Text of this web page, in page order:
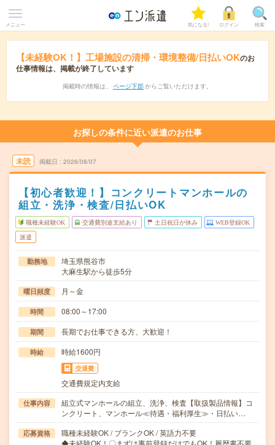
メニュー 気になる! ログイン 検索
【未経験OK！】工場施設の清掃・環境整備/日払いOKのお
仕事情報は、掲載が終了しています
掲載時の情報は、 ページ下部 からご覧いただけます。
お探しの条件に近い派遣のお仕事
未読 掲載日 2026/08/07
【初心者歓迎！】コンクリートマンホールの
組立・洗浄・検査/日払いOK
職種未経験OK 交通費別途支給あり 土日祝日が休み WEB登録OK
派遣
勤務地
埼玉県熊谷市
大麻生駅から徒歩5分
曜日頻度 月～金
時間 08:00～17:00
期間 長期でお仕事できる方、大歓迎！
時給 時給1600円
交通費
交通費規定内支給
仕事内容
組立式マンホールの組立、洗浄、検査【取扱製品情報】コ
ンクリート、マンホール≪待遇・福利厚生≫・日払い…
応募資格
職種未経験OK / ブランクOK / 英語力不要
◆未経験OK！〇まずは事前登録だけでもOK！履歴書不要